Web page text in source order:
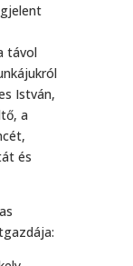
távol
István,
a
és